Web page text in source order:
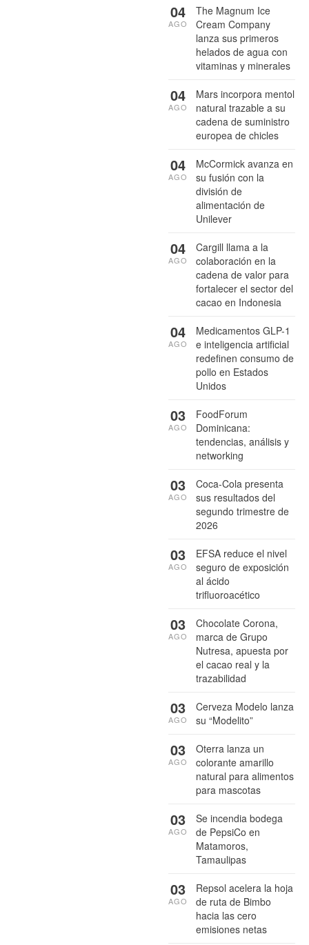
The Magnum Ice
Cream Company
lanza sus primeros
helados de agua con
vitaminas y minerales
04
AGO
Mars incorpora mentol
natural trazable a su
cadena de suministro
europea de chicles
04
AGO
McCormick avanza en
su fusión con la
división de
alimentación de
Unilever
04
AGO
Cargill llama a la
colaboración en la
cadena de valor para
fortalecer el sector del
cacao en Indonesia
04
AGO
Medicamentos GLP-1
e inteligencia artificial
redefinen consumo de
pollo en Estados
Unidos
04
AGO
FoodForum
Dominicana:
tendencias, análisis y
networking
03
AGO
Coca-Cola presenta
sus resultados del
segundo trimestre de
2026
03
AGO
EFSA reduce el nivel
seguro de exposición
al ácido
trifluoroacético
03
AGO
Chocolate Corona,
marca de Grupo
Nutresa, apuesta por
el cacao real y la
trazabilidad
03
AGO
Cerveza Modelo lanza
su “Modelito”
03
AGO
Oterra lanza un
colorante amarillo
natural para alimentos
para mascotas
03
AGO
Se incendia bodega
de PepsiCo en
Matamoros,
Tamaulipas
03
AGO
Repsol acelera la hoja
de ruta de Bimbo
hacia las cero
emisiones netas
03
AGO